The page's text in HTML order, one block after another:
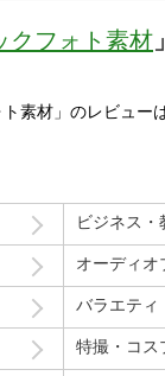
クフォト素材
素材」のレビュー
ビジネス・
オーディオ
バラエティ
特撮・コス